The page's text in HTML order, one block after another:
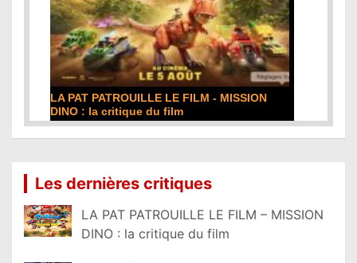
DE LA COMÉDIE-FRANÇAISE : la critique du
film
Les dernières critiques
LA PAT PATROUILLE LE FILM – MISSION
DINO : la critique du film